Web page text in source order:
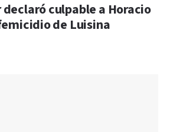
culpable a Horacio
de Luisina